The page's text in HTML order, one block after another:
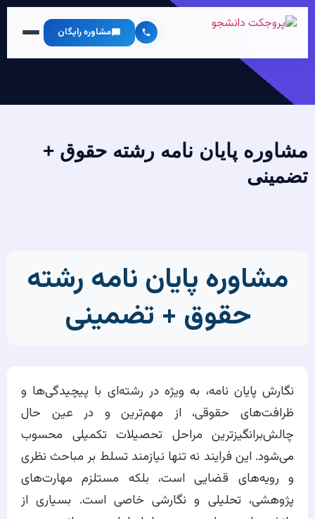
مشاوره رایگان
مشاوره پایان نامه رشته حقوق +
تضمینی
مشاوره پایان نامه رشته
حقوق + تضمینی
نگارش پایان نامه، به ویژه در رشته‌ای با پیچیدگی‌ها و
ظرافت‌های حقوقی، از مهم‌ترین و در عین حال
چالش‌برانگیزترین مراحل تحصیلات تکمیلی محسوب
می‌شود. این فرایند نه تنها نیازمند تسلط بر مباحث نظری
و رویه‌های قضایی است، بلکه مستلزم مهارت‌های
پژوهشی، تحلیلی و نگارشی خاصی است. بسیاری از